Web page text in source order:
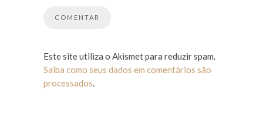
Este site utiliza o Akismet para reduzir spam.
Saiba como seus dados em comentários são
processados.